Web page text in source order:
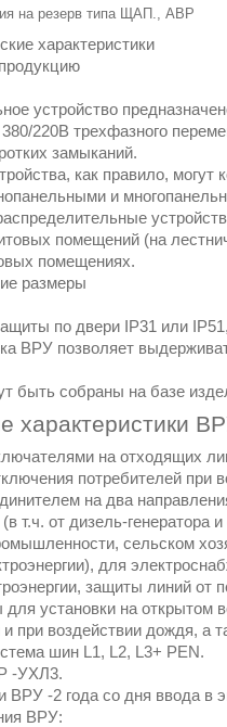
на резерв типа ЩАП., АВР
характеристики
устройство
220В трехфазного
замыканий.
как правило, могут
и
помещений (на
помещениях.
размеры
по двери IP31 или
ВРУ позволяет
быть собраны на базе
характеристики
на отходящих
потребителей при
на два
т.ч. от дизель-генератора и
сельском
для
защиты линий от
установки на открытом
при воздействии дождя, а
шин L1, L2, L3+ PEN.
-УХЛ3.
ВРУ -2 года со дня ввода в
ВРУ: